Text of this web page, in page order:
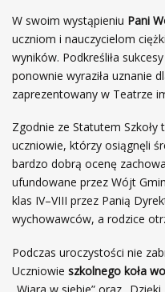
W swoim wystąpieniu Pani
uczniom i nauczycielom
wyników. Podkreśliła
ponownie wyraziła uznanie
zaprezentowany w Teatrze
Zgodnie ze Statutem Szkoły
uczniowie, którzy osiągnęli
bardzo dobrą ocenę
ufundowane przez Wójt
klas IV–VIII przez Panią
wychowawców, a rodzice
Podczas uroczystości nie
Uczniowie szkolnego koła
„Wiara w siebie” oraz